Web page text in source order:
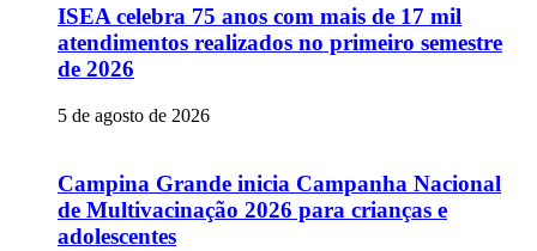
ISEA celebra 75 anos com mais de 17 mil
atendimentos realizados no primeiro semestre
de 2026
5 de agosto de 2026
Campina Grande inicia Campanha Nacional
de Multivacinação 2026 para crianças e
adolescentes